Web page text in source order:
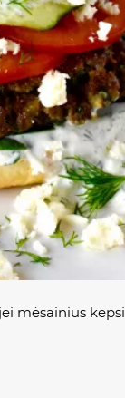
mėsainius